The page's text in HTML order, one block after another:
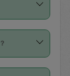
の得意
レビュ
録に際
ことが
ト契約
ありま
するこ
さんを
の同意